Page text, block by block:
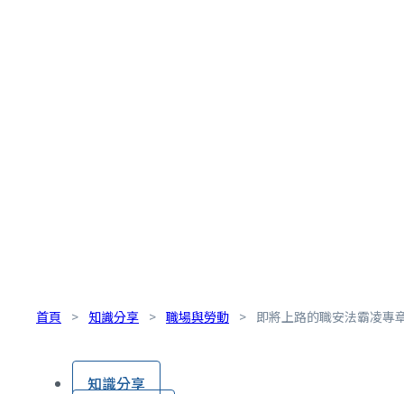
首頁 > 知識分享 > 職場與勞動 > 即將上路的職安法霸凌專
知識分享